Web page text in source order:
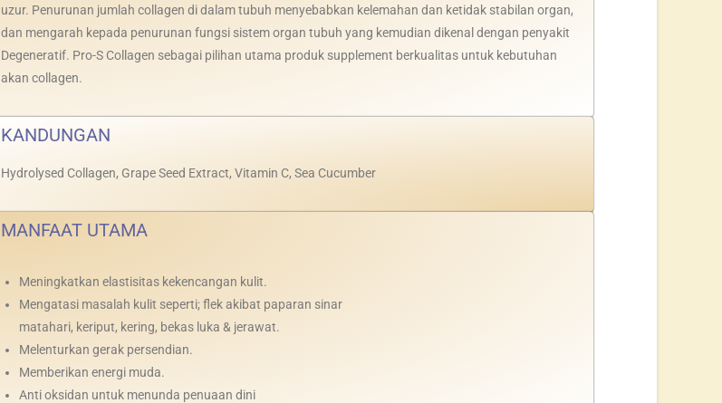
uzur. Penurunan jumlah collagen di dalam tubuh menyebabkan kelemahan dan ketidak stabilan organ,
dan mengarah kepada penurunan fungsi sistem organ tubuh yang kemudian dikenal dengan penyakit
Degeneratif. Pro-S Collagen sebagai pilihan utama produk supplement berkualitas untuk kebutuhan
akan collagen.
KANDUNGAN
Hydrolysed Collagen, Grape Seed Extract, Vitamin C, Sea Cucumber
MANFAAT UTAMA
Meningkatkan elastisitas kekencangan kulit.
Mengatasi masalah kulit seperti; flek akibat paparan sinar
matahari, keriput, kering, bekas luka & jerawat.
Melenturkan gerak persendian.
Memberikan energi muda.
Anti oksidan untuk menunda penuaan dini